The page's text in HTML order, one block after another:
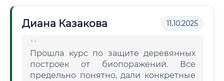
Диана Казакова 11.10.2025
Прошла курс по защите деревянных
построек от биопоражений. Все
предельно понятно, дали конкретные